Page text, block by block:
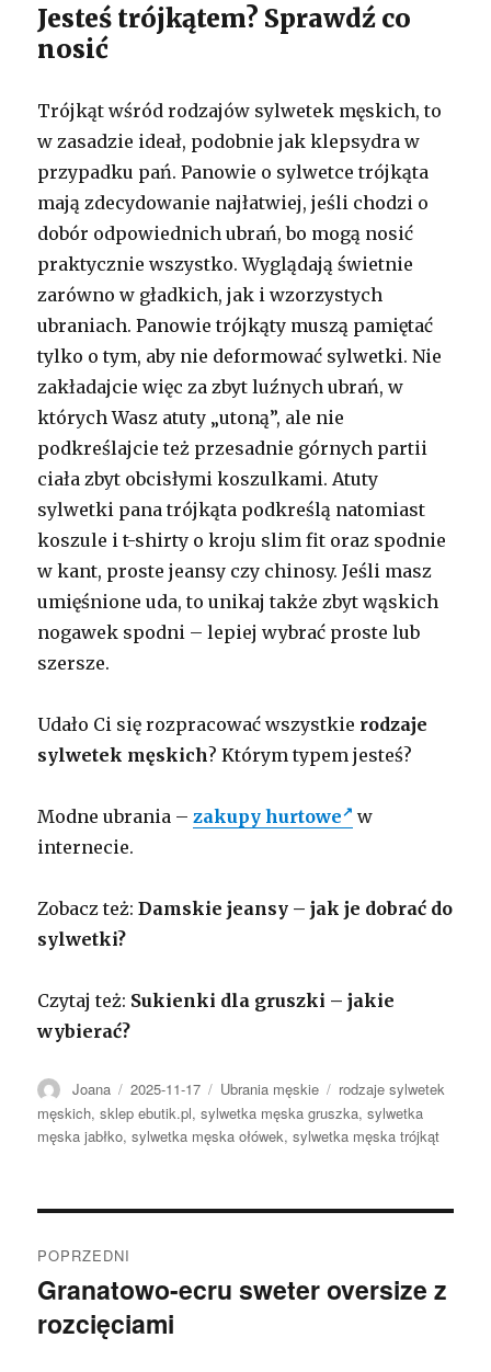
Jesteś trójkątem? Sprawdź co
nosić
Trójkąt wśród rodzajów sylwetek męskich, to
w zasadzie ideał, podobnie jak klepsydra w
przypadku pań. Panowie o sylwetce trójkąta
mają zdecydowanie najłatwiej, jeśli chodzi o
dobór odpowiednich ubrań, bo mogą nosić
praktycznie wszystko. Wyglądają świetnie
zarówno w gładkich, jak i wzorzystych
ubraniach. Panowie trójkąty muszą pamiętać
tylko o tym, aby nie deformować sylwetki. Nie
zakładajcie więc za zbyt luźnych ubrań, w
których Wasz atuty „utoną”, ale nie
podkreślajcie też przesadnie górnych partii
ciała zbyt obcisłymi koszulkami. Atuty
sylwetki pana trójkąta podkreślą natomiast
koszule i t-shirty o kroju slim fit oraz spodnie
w kant, proste jeansy czy chinosy. Jeśli masz
umięśnione uda, to unikaj także zbyt wąskich
nogawek spodni – lepiej wybrać proste lub
szersze.
Udało Ci się rozpracować wszystkie rodzaje
sylwetek męskich? Którym typem jesteś?
Modne ubrania –zakupy hurtowe
w
internecie.
Zobacz też:Damskie jeansy – jak je dobrać do
sylwetki?
Czytaj też: Sukienki dla gruszki – jakie
wybierać?
Autor
Joana Opublikowano
2025-11-17 Kategorie
Ubrania męskie Tagi
rodzaje sylwetek
męskich,sklep ebutik.pl,sylwetka męska gruszka,sylwetka
męska jabłko,sylwetka męska ołówek,sylwetka męska trójkąt
wpisu
POPRZEDNI
Poprzedni
wpis:
Granatowo-ecru sweter oversize z
rozcięciami